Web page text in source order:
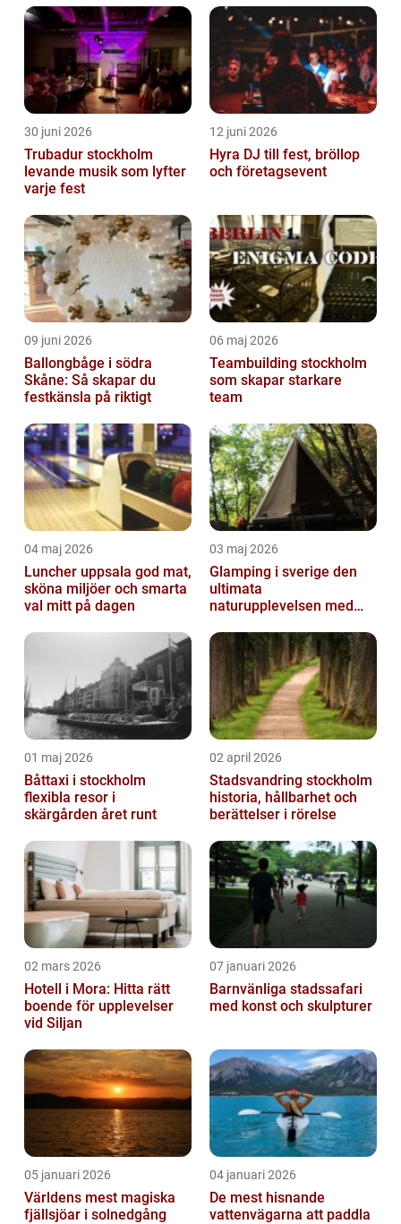
faktorer som inklude...
30 juni 2026
Trubadur stockholm
levande musik som lyfter
varje fest
12 juni 2026
Hyra DJ till fest, bröllop
och företagsevent
09 juni 2026
Ballongbåge i södra
Skåne: Så skapar du
festkänsla på riktigt
06 maj 2026
Teambuilding stockholm
som skapar starkare
team
04 maj 2026
Luncher uppsala god mat,
sköna miljöer och smarta
val mitt på dagen
03 maj 2026
Glamping i sverige den
ultimata
naturupplevelsen med
01 maj 2026
Båttaxi i stockholm
flexibla resor i
skärgården året runt
02 april 2026
Stadsvandring stockholm
historia, hållbarhet och
berättelser i rörelse
02 mars 2026
Hotell i Mora: Hitta rätt
boende för upplevelser
vid Siljan
07 januari 2026
Barnvänliga stadssafari
med konst och skulpturer
05 januari 2026
Världens mest magiska
fjällsjöar i solnedgång
04 januari 2026
De mest hisnande
vattenvägarna att paddla